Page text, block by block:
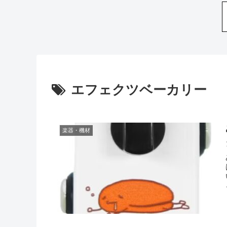
エフェクツベーカリー
楽器・機材